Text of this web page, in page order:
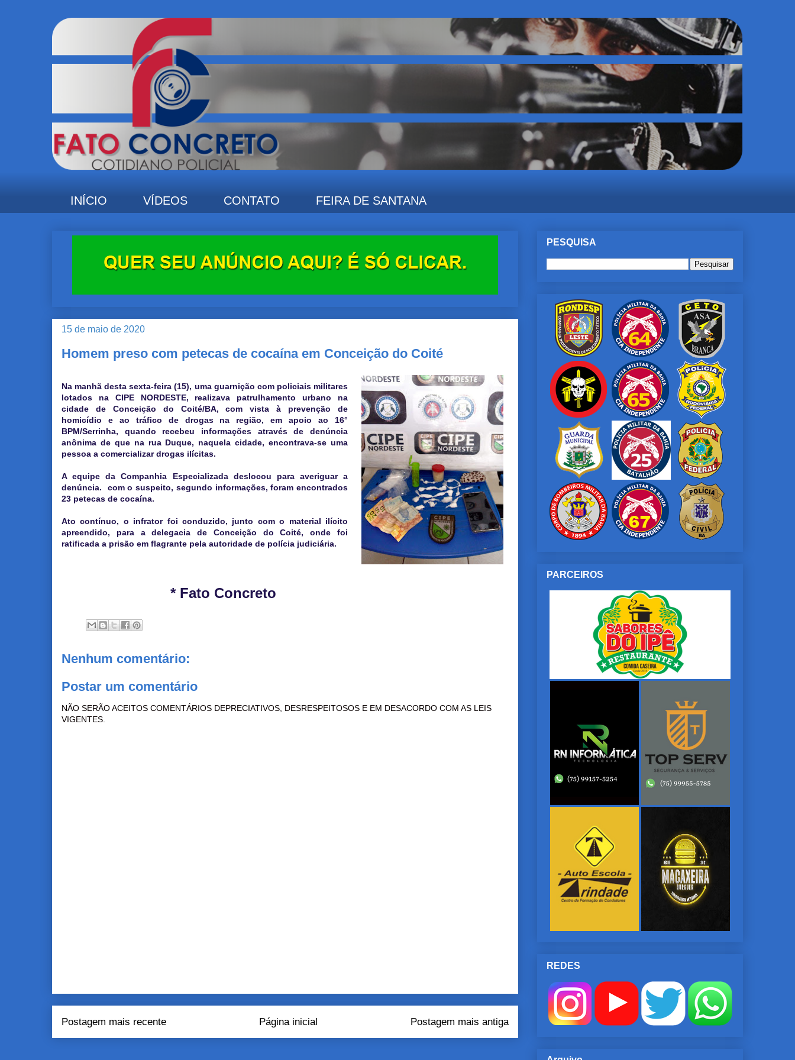
INÍCIO VÍDEOS CONTATO FEIRA DE SANTANA
15 de maio de 2020
Homem preso com petecas de cocaína em Conceição do Coité
Na manhã desta sexta-feira (15), uma guarnição com policiais militares
lotados na CIPE NORDESTE, realizava patrulhamento urbano na
cidade de Conceição do Coité/BA, com vista à prevenção de
homicídio e ao tráfico de drogas na região, em apoio ao 16°
BPM/Serrinha, quando recebeu informações através de denúncia
anônima de que na rua Duque, naquela cidade, encontrava-se uma
pessoa a comercializar drogas ilícitas.
A equipe da Companhia Especializada deslocou para averiguar a
denúncia. com o suspeito, segundo informações, foram encontrados
23 petecas de cocaína.
Ato contínuo, o infrator foi conduzido, junto com o material ilícito
apreendido, para a delegacia de Conceição do Coité, onde foi
ratificada a prisão em flagrante pela autoridade de polícia judiciária.
* Fato Concreto
Nenhum comentário:
Postar um comentário
NÃO SERÃO ACEITOS COMENTÁRIOS DEPRECIATIVOS, DESRESPEITOSOS E EM DESACORDO COM AS LEIS
VIGENTES.
Postagem mais recente Postagem mais antiga
Página inicial
PESQUISA
PARCEIROS
REDES